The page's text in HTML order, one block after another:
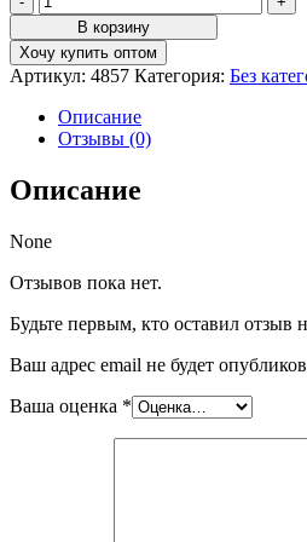
товара
Курага
В корзину
Хочу купить оптом
Артикул: 4857 Категория: Без
Описание
Отзывы (0)
Описание
None
Отзывов пока нет.
Будьте первым, кто оставил отзыв
Ваш адрес email не будет
Ваша оценка *